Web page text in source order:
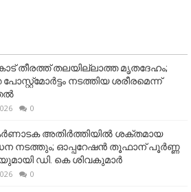
തീരത്ത് തലയില്ലാത്ത മൃതദേഹം;
നടത്തിയ ശരീരമെന്ന്
0
അതിർത്തിയിൽ ശക്തമായ
നടത്തും; ഓപ്പറേഷൻ തൂഫാന് പൂർണ്ണ
ഡി. കെ ശിവകുമാർ
0